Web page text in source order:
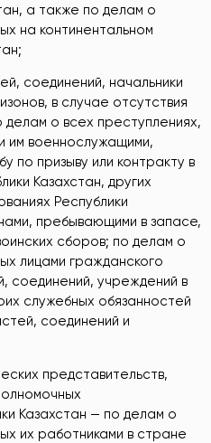
а также по делам о
на континентальном
соединений, начальники
в случае отсутствия
о всех преступлениях,
им военнослужащими,
по призыву или контракту в
Казахстан, других
Республики
пребывающими в запасе,
сборов; по делам о
лицами гражданского
соединений, учреждений в
служебных обязанностей
соединений и
представительств,
Казахстан — по делам о
их работниками в стране